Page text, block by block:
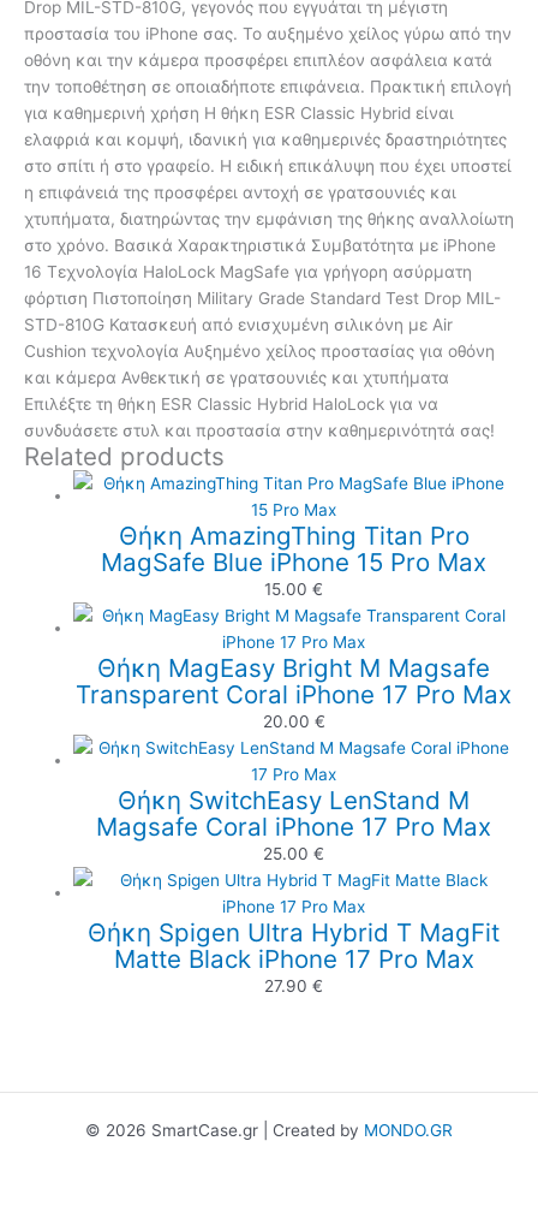
Drop MIL-STD-810G, γεγονός που εγγυάται τη μέγιστη
προστασία του iPhone σας. Το αυξημένο χείλος γύρω από την
οθόνη και την κάμερα προσφέρει επιπλέον ασφάλεια κατά
την τοποθέτηση σε οποιαδήποτε επιφάνεια. Πρακτική επιλογή
για καθημερινή χρήση Η θήκη ESR Classic Hybrid είναι
ελαφριά και κομψή, ιδανική για καθημερινές δραστηριότητες
στο σπίτι ή στο γραφείο. Η ειδική επικάλυψη που έχει υποστεί
η επιφάνειά της προσφέρει αντοχή σε γρατσουνιές και
χτυπήματα, διατηρώντας την εμφάνιση της θήκης αναλλοίωτη
στο χρόνο. Βασικά Χαρακτηριστικά Συμβατότητα με iPhone
16 Τεχνολογία HaloLock MagSafe για γρήγορη ασύρματη
φόρτιση Πιστοποίηση Military Grade Standard Test Drop MIL-
STD-810G Κατασκευή από ενισχυμένη σιλικόνη με Air
Cushion τεχνολογία Αυξημένο χείλος προστασίας για οθόνη
και κάμερα Ανθεκτική σε γρατσουνιές και χτυπήματα
Επιλέξτε τη θήκη ESR Classic Hybrid HaloLock για να
συνδυάσετε στυλ και προστασία στην καθημερινότητά σας!
Related products
Θήκη AmazingThing Titan Pro
MagSafe Blue iPhone 15 Pro Max
15.00€
Θήκη MagEasy Bright M Magsafe
Transparent Coral iPhone 17 Pro Max
20.00 €
Θήκη SwitchEasy LenStand M
Magsafe Coral iPhone 17 Pro Max
25.00€
Θήκη Spigen Ultra Hybrid T MagFit
Matte Black iPhone 17 Pro Max
27.90€
© 2026 SmartCase.gr | Created by MONDO.GR